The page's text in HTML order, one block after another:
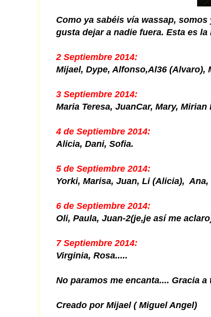
Como ya sabéis vía wassap,
gusta dejar a nadie fuera. Esta es
2 Septiembre 2014:
Mijael, Dype, Alfonso,Al36 (Alvaro),
3 Septiembre 2014:
Maria Teresa, JuanCar, Mary, Mirian
4 de Septiembre 2014:
Alicia, Dani, Sofia.
5 de Septiembre 2014:
Yorki, Marisa, Juan, Li (Alicia),
6 de Septiembre 2014:
Oli, Paula, Juan-2(je,je así me
7 Septiembre 2014:
Virginia, Rosa.....
No paramos me encanta.... Gracia
Creado por Mijael ( Miguel Angel)